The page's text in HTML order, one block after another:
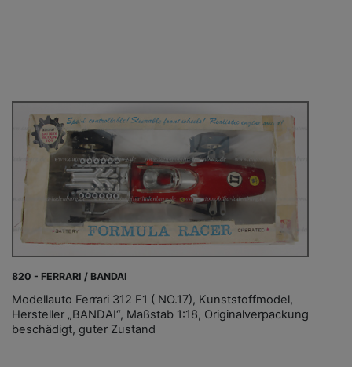
820 - FERRARI / BANDAI
Modellauto Ferrari 312 F1 ( NO.17), Kunststoffmodel,
Hersteller „BANDAI“, Maßstab 1:18, Originalverpackung
beschädigt, guter Zustand